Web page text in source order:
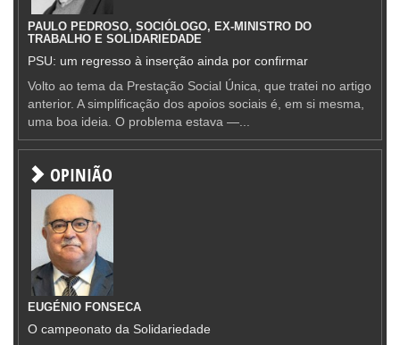
PAULO PEDROSO, SOCIÓLOGO, EX-MINISTRO DO
TRABALHO E SOLIDARIEDADE
PSU: um regresso à inserção ainda por confirmar
Volto ao tema da Prestação Social Única, que tratei no artigo
anterior. A simplificação dos apoios sociais é, em si mesma,
uma boa ideia. O problema estava —...
OPINIÃO
EUGÉNIO FONSECA
O campeonato da Solidariedade